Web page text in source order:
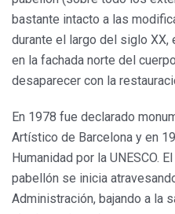
bastante intacto a las
durante el largo del siglo
en la fachada norte del
desaparecer con la
En 1978 fue declarado
Artístico de Barcelona y en
Humanidad por la UNESCO.
pabellón se inicia
Administración, bajando a la